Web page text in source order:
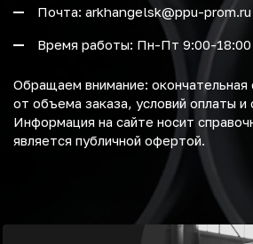
Почта: arkhangelsk@ppu-prom.ru
Время работы: Пн-Пт 9:00-18:00
Обращаем внимание: окончательная
от объема заказа, условий оплаты и
Информация на сайте носит
является публичной офертой.